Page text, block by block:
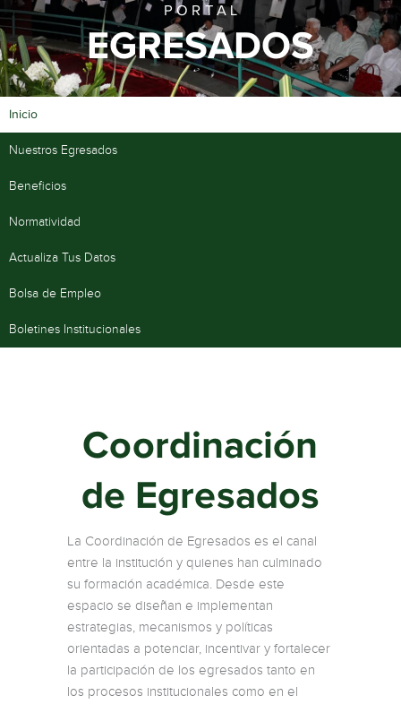
P O R T A L
EGRESADOS
Inicio
Nuestros Egresados
Beneficios
Normatividad
Actualiza Tus Datos
Bolsa de Empleo
Boletines Institucionales
Coordinación
de Egresados
La Coordinación de Egresados es el canal
entre la institución y quienes han culminado
su formación académica. Desde este
espacio se diseñan e implementan
estrategias, mecanismos y políticas
orientadas a potenciar, incentivar y fortalecer
la participación de los egresados tanto en
los procesos institucionales como en el